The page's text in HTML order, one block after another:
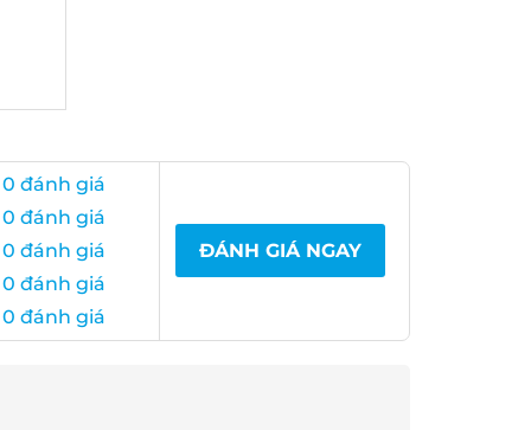
đánh giá
đánh giá
đánh giá
đánh giá
đánh giá
ĐÁNH GIÁ NGAY